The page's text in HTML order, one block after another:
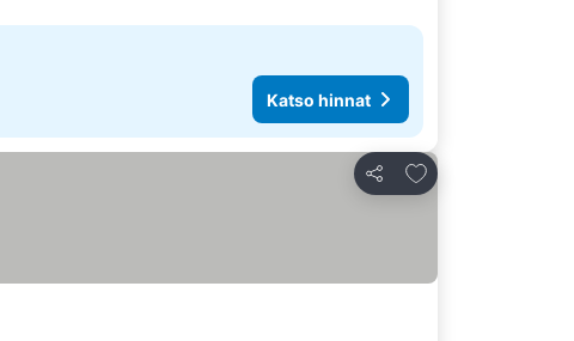
Katso hinnat
Jaa
Lisää suosikkeihin